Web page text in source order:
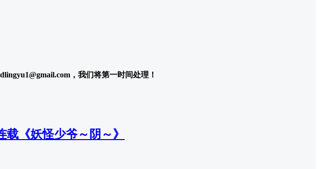
，我们将第一时间处理！
载《妖怪少爷～阴～》